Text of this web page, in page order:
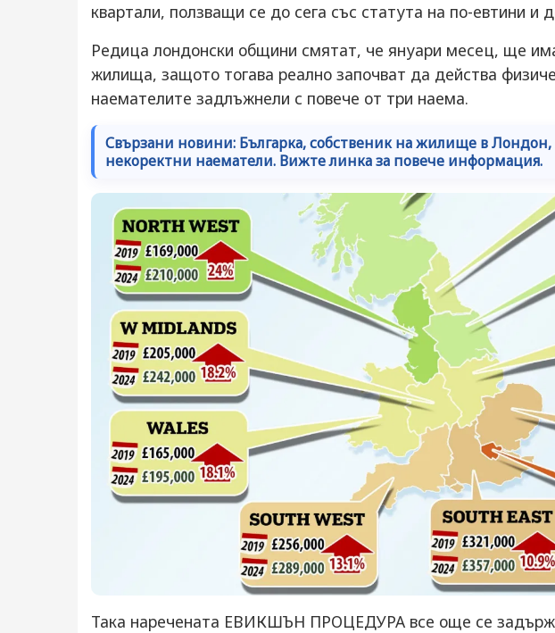
квартали, ползващи се до сега със статута на по-евтини и
Редица лондонски общини смятат, че януари месец, ще
жилища, защото тогава реално започват да действа
наемателите задлъжнели с повече от три наема.
Свързани новини: Българка, собственик на жилище в Лондон,
некоректни наематели. Вижте линка за повече информация.
Така наречената ЕВИКШЪН ПРОЦЕДУРА все още се